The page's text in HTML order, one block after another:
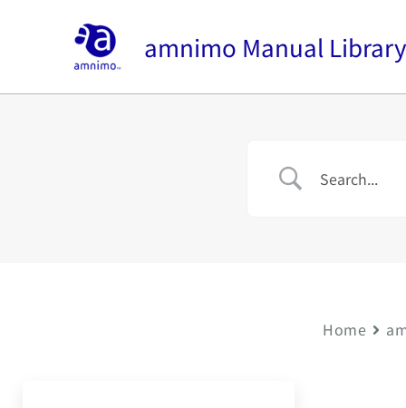
amnimo Manual Library
Home